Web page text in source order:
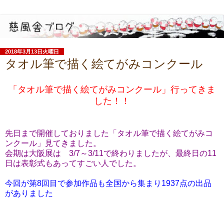
2018年3月13日火曜日
タオル筆で描く絵てがみコンクール
「タオル筆で描く絵てがみコンクール」行ってきま
した！！
先日まで開催しておりました「タオル筆で描く絵てがみコ
ンクール」見てきました。
会期は大阪展は 3/7～3/11で終わりましたが、最終日の11
日は表彰式もあってすごい人でした。
今回が第8回目で参加作品も全国から集まり1937点の出品
がありました